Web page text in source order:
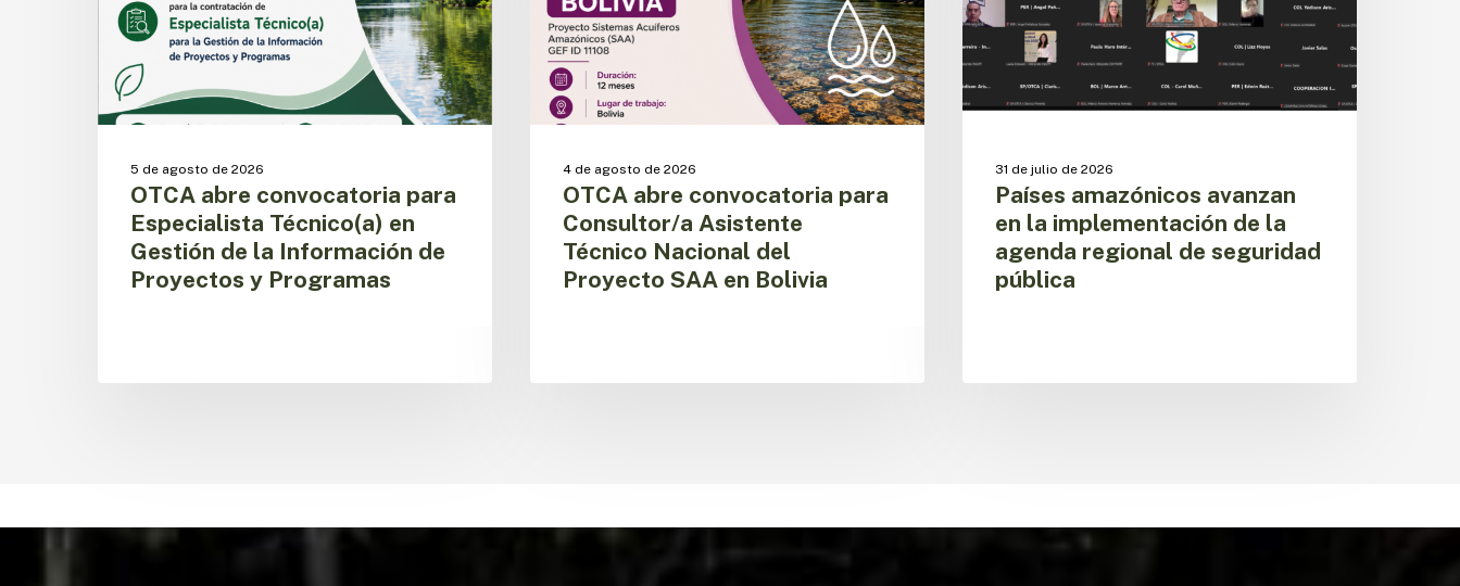
Gestión
Información
Programas
5 de agosto de 2026
OTCA abre convocatoria para
Especialista Técnico(a) en
Gestión de la Información de
Proyectos y Programas
Técnico
Nacional
del
Proyecto
SAA
4 de agosto de 2026
OTCA abre convocatoria para
Consultor/a Asistente
Técnico Nacional del
Proyecto SAA en Bolivia
de
agenda
regional
de
31 de julio de 2026
Países amazónicos avanzan
en la implementación de la
agenda regional de seguridad
pública